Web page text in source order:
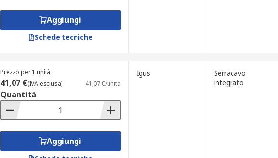
Aggiungi
Schede tecniche
Prezzo per 1 unità
41,07 €(IVA esclusa) 41,07 €/unità
Quantità
Aggiungi
Igus
Serracavo
integrato